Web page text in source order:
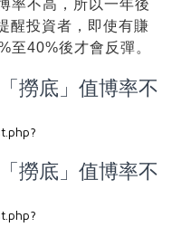
率不高，所以一年後
醒投資者，即使有賺
至40%後才會反彈。
撈底」值博率不
撈底」值博率不